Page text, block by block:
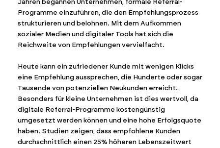
Jahren begannen Unternehmen, formale Referral-
Programme einzuführen, die den Empfehlungsprozess
strukturieren und belohnen. Mit dem Aufkommen
sozialer Medien und digitaler Tools hat sich die
Reichweite von Empfehlungen vervielfacht.
Heute kann ein zufriedener Kunde mit wenigen Klicks
eine Empfehlung aussprechen, die Hunderte oder sogar
Tausende von potenziellen Neukunden erreicht.
Besonders für kleine Unternehmen ist dies wertvoll, da
digitale Referral-Programme kostengünstig
umgesetzt werden können und eine hohe Erfolgsquote
haben. Studien zeigen, dass empfohlene Kunden
durchschnittlich einen 25% höheren Lebenszeitwert